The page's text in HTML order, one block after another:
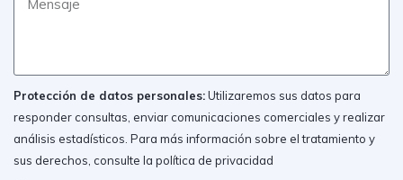
Protección de datos personales:Utilizaremos sus datos para
responder consultas, enviar comunicaciones comerciales y realizar
análisis estadísticos. Para más información sobre el tratamiento y
sus derechos, consulte la política de privacidad